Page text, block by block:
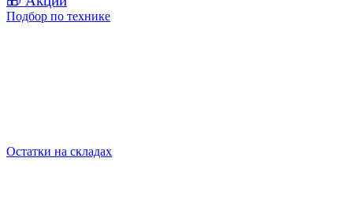
Подбор по технике
Остатки на складах